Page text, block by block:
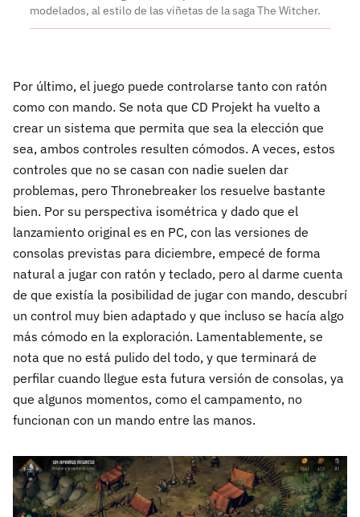
modelados, al estilo de las viñetas de la saga The Witcher.
Por último, el juego puede controlarse tanto con ratón
como con mando. Se nota que CD Projekt ha vuelto a
crear un sistema que permita que sea la elección que
sea, ambos controles resulten cómodos. A veces, estos
controles que no se casan con nadie suelen dar
problemas, pero Thronebreaker los resuelve bastante
bien. Por su perspectiva isométrica y dado que el
lanzamiento original es en PC, con las versiones de
consolas previstas para diciembre, empecé de forma
natural a jugar con ratón y teclado, pero al darme cuenta
de que existía la posibilidad de jugar con mando, descubrí
un control muy bien adaptado y que incluso se hacía algo
más cómodo en la exploración. Lamentablemente, se
nota que no está pulido del todo, y que terminará de
perfilar cuando llegue esta futura versión de consolas, ya
que algunos momentos, como el campamento, no
funcionan con un mando entre las manos.